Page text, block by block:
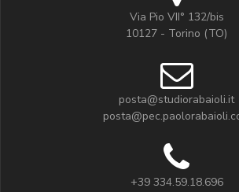
Via Pio VII° 132/bis
10127 - Torino (TO)
posta@studiorabaioli.it
+39 334.59.18.696